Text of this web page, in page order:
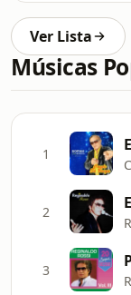
Ver Lista
Músicas
1
2
3